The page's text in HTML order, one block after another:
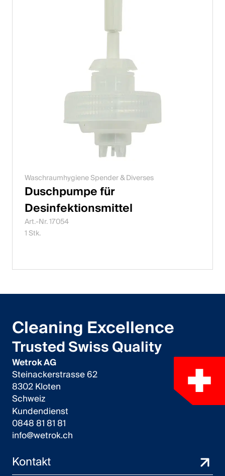
Waschraumhygiene Spender & Diverses
Duschpumpe für
Desinfektionsmittel
Art.-Nr. 17054
1 Stk.
Cleaning Excellence
Trusted Swiss Quality
Wetrok AG
Steinackerstrasse 62
8302 Kloten
Schweiz
Kundendienst
0848 81 81 81
info@wetrok.ch
Kontakt